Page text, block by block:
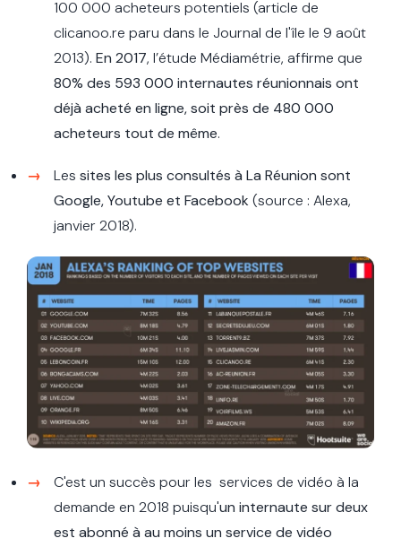
100 000 acheteurs potentiels (article de
clicanoo.re paru dans le Journal de l'île le 9 août
2013). En 2017, l’étude Médiamétrie, affirme que
80% des 593 000 internautes réunionnais ont
déjà acheté en ligne, soit près de 480 000
acheteurs tout de même.
Les sites les plus consultés à La Réunion sont
Google, Youtube et Facebook (source : Alexa,
janvier 2018).
C'est un succès pour les services de vidéo à la
demande en 2018 puisqu'un internaute sur deux
est abonné à au moins un service de vidéo